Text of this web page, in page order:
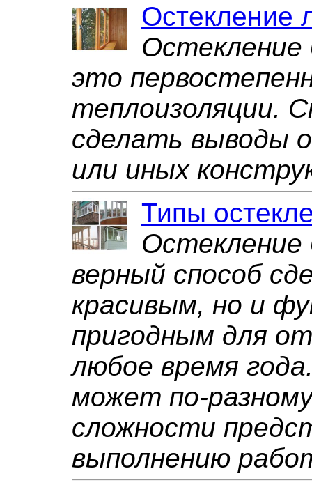
Остекление
Остекление
это
теплоизоляции.
сделать выводы
или иных
Типы
Остекление
верный способ
красивым, но и
пригодным для
любое время
может по-
сложности
выполнению